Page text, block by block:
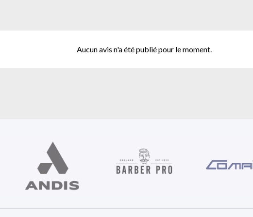
Aucun avis n'a été publié pour le moment.